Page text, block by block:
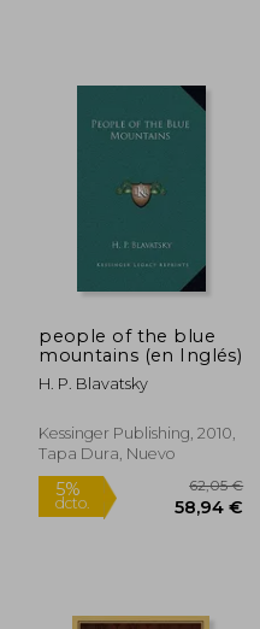
92,61 €
people of the blue
mountains (en Inglés)
H. P. Blavatsky
Kessinger Publishing, 2010,
Tapa Dura, Nuevo